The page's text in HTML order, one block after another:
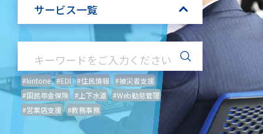
サービス一覧
#kintone #EDI #住民情報 #被災者支援
#国民年金保険 #上下水道
#Web勤怠管理
#営業店支援
#教務事務